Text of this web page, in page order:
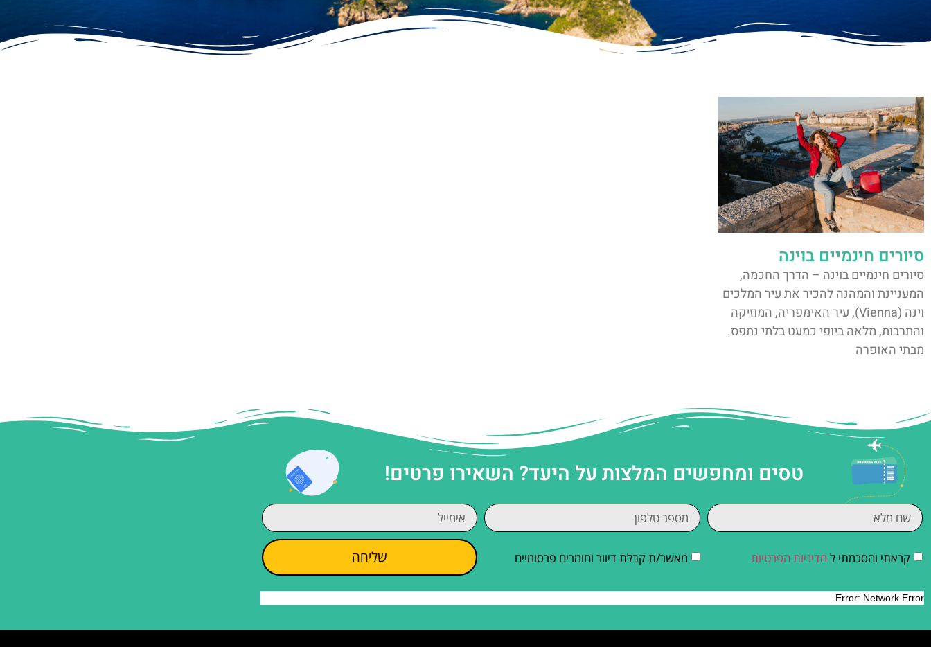
סיורים חינמיים בוינה
סיורים חינמיים בוינה – הדרך החכמה,
המעניינת והמהנה להכיר את עיר המלכים
וינה (Vienna), עיר האימפריה, המוזיקה
והתרבות, מלאה ביופי כמעט בלתי נתפס.
מבתי האופרה
טסים ומחפשים המלצות על היעד? השאירו פרטים!
קראתי והסכמתי ל מדיניות הפרטיות מאשר/ת קבלת דיוור וחומרים פרסומיים שליחה